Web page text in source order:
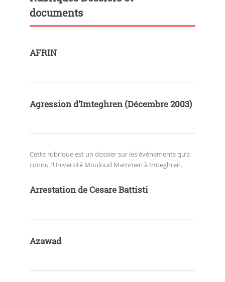
documents
AFRIN
Agression d’Imteghren (Décembre 2003)
Cette rubrique est un dossier sur les événements qu’a
connu l’Université Mouloud Mammeri à Imteghren.
Arrestation de Cesare Battisti
Azawad